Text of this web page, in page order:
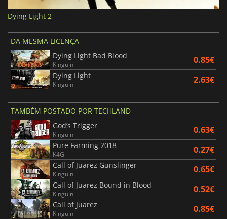
Dying Light 2
DA MESMA LICENÇA
Dying Light Bad Blood
Kinguin 0.85€
Dying Light
Kinguin 2.63€
TAMBÉM POSTADO POR TECHLAND
God’s Trigger
Kinguin 0.63€
Pure Farming 2018
K4G 0.27€
Call of Juarez Gunslinger
Kinguin 0.65€
Call of Juarez Bound in Blood
Kinguin 0.52€
Call of Juarez
Kinguin 0.85€